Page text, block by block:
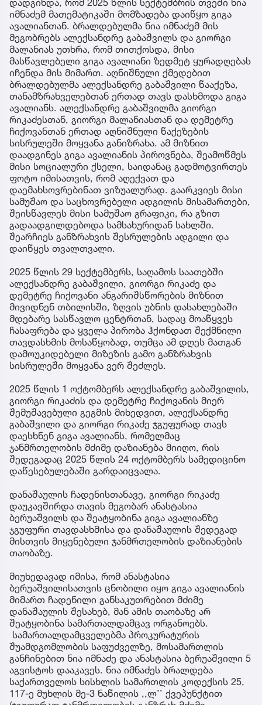
იმნაძემ მათემატიკაში მომზადება დაიწყო გიგა
ავალიანთან. ბრალდებულმა ნია იმნაძემ მის
მეგობრებს ალექსანდრე გაბაშვილს და გიორგი
მალანიას უთხრა, რომ თითქოსდა, მისი
მასწავლებელი გიგა ავალიანი ზედმეტ ყურადღებას
იჩენდა მის მიმართ. აღნიშნული ქმედებით
ბრალდებულმა ალექსანდრე გაბაშვილი წააქეზა,
თანამზრახველებთან ერთად თავს დასხმოდა გიგა
ავალიანს. ალექსანდრე გაბაშვილმა გიორგი
რიკაძესთან, გიორგი მალანიასთან და დემეტრე
ჩიქოვანთან ერთად აღნიშნული წაქეზების
სისრულეში მოყვანა განიზრახა. ამ მიზნით
დაადგინეს გიგა ავალიანის პიროვნება, შეამოწმეს
მისი სოციალური ქსელი, საიდანაც გადმოტვირთეს
ფოტო იმისათვის, რომ აღექვათ და
დაემახსოვრებინათ ვიზუალურად. გაარკვიეს მისი
სამუშაო და საცხოვრებელი ადგილის მისამართები,
შეისწავლეს მისი სამუშაო გრაფიკი, რა გზით
გადაადგილდებოდა სამსახურიდან სახლში.
შეარჩიეს განზრახვის შესრულების ადგილი და
დაიწყეს თვალთვალი.
2025 წლის 29 სექტემბერს, საღამოს საათებში
ალექსანდრე გაბაშვილი, გიორგი რიკაძე და
დემეტრე ჩიქოვანი ანგარიშსწორების მიზნით
მივიდნენ თბილისში, ზღვის უბნის დასახლებაში
მდებარე სასწავლო ცენტრთან, სადაც მოაწყვეს
ჩასაფრება და ყველა პირობა ჰქონდათ შექმნილი
თავდასხმის მოსაწყობად, თუმცა ამ დღეს მათგან
დამოუკიდებელი მიზეზის გამო განზრახვის
სისრულეში მოყვანა ვერ შეძლეს.
2025 წლის 1 ოქტომბერს ალექსანდრე გაბაშვილის,
გიორგი რიკაძის და დემეტრე ჩიქოვანის მიერ
შემუშავებული გეგმის მიხედვით, ალექსანდრე
გაბაშვილი და გიორგი რიკაძე ჯგუფურად თავს
დაესხნენ გიგა ავალიანს, რომელმაც
ჯანმრთელობის მძიმე დაზიანება მიიღო, რის
შედეგადაც 2025 წლის 24 ოქტომბერს სამედიცინო
დაწესებულებაში გარდაიცვალა.
დანაშაულის ჩადენისთანავე, გიორგი რიკაძე
დაუკავშირდა თავის მეგობარ ანასტასია
ბერუაშვილს და შეატყობინა გიგა ავალიანზე
ჯგუფური თავდასხმისა და დანაშაულის შედეგად
მისთვის მიყენებული ჯანმრთელობის დაზიანების
თაობაზე.
მიუხედავად იმისა, რომ ანასტასია
ბერუაშვილისათვის ცნობილი იყო გიგა ავალიანის
მიმართ ჩადენილი განსაკუთრებით მძიმე
დანაშაულის შესახებ, მან ამის თაობაზე არ
შეატყობინა სამართალდამცავ ორგანოებს.
სამართალდამცველებმა პროკურატურის
შუამდგომლობის საფუძველზე, მოსამართლის
განჩინებით ნია იმნაძე და ანასტასია ბერუაშვილი 5
აგვისტოს დააკავეს. ნია იმნაძეს ბრალდება
საქართველოს სისხლის სამართლის კოდექსის 25,
117-ე მუხლის მე-3 ნაწილის ,,ლ’’ ქვეპუნქტით